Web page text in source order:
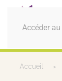
Accéder
Accueil